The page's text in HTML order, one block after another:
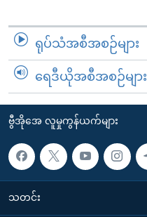
ရုပ်သံအစီအစဉ်များ
ရေဒီယိုအစီအစဉ်များ
ဗွီအိုအေ လူမှုကွန်ယက်များ
သတင်း